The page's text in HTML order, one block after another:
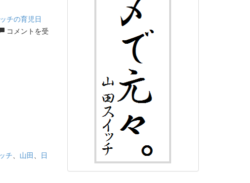
チの育児日
コメントを受
チ 山田
日